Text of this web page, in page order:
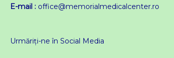
E-mail : office@memorialmedicalcenter.ro
Urmăriți-ne în Social Media